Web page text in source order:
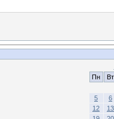
Пн
Вт
5
6
12
13